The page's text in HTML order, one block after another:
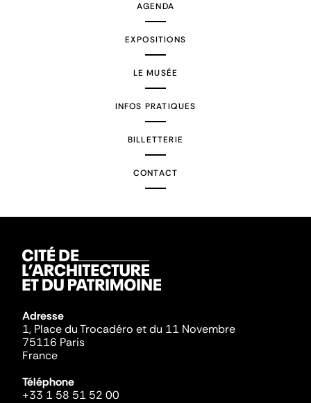
AGENDA
EXPOSITIONS
LE MUSÉE
INFOS PRATIQUES
BILLETTERIE
CONTACT
Adresse
1, Place du Trocadéro et du 11 Novembre
75116 Paris
France
Téléphone
+33 1 58 51 52 00